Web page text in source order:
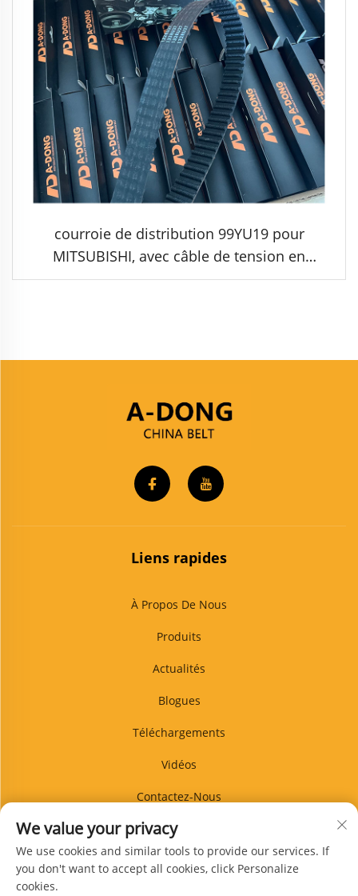
courroie de distribution 99YU19 pour
MITSUBISHI, avec câble de tension en
polyester importé
Liens rapides
À Propos De Nous
Produits
Actualités
Blogues
Téléchargements
Vidéos
Contactez-Nous
BLOG
We value your privacy
We use cookies and similar tools to provide our services. If
you don't want to accept all cookies, click Personalize
cookies.